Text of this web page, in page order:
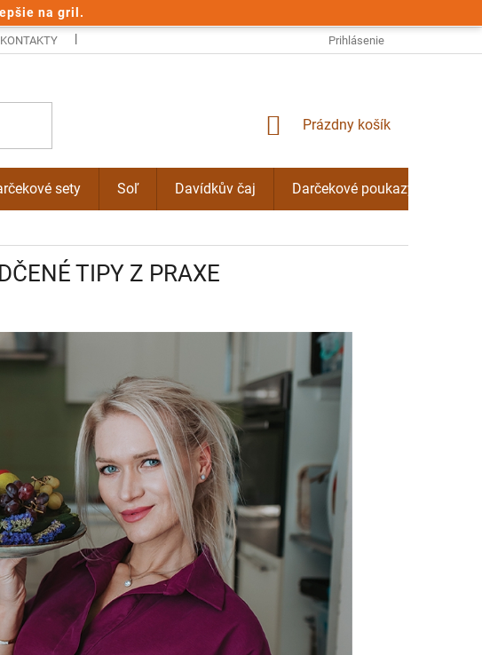
na gril.
KONTAKTY PODMIENKY OCHRANY OSOBNÝCH
Prihlásenie
NÁKUPNÝ
Prázdny košík
sety Soľ Davídkův čaj Darčekové poukazy
TIPY Z PRAXE